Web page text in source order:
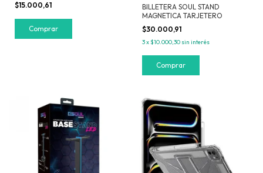
$15.000,61
BILLETERA SOUL STAND
MAGNETICA TARJETERO
$30.000,91
3x$10.000,30 sin interés